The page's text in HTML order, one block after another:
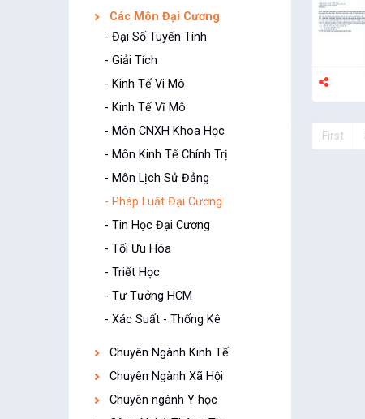
Các Môn Đại Cương
- Đại Số Tuyến Tính
- Giải Tích
- Kinh Tế Vi Mô
- Kinh Tế Vĩ Mô
- Môn CNXH Khoa Học
- Môn Kinh Tế Chính Trị
- Môn Lịch Sử Đảng
- Pháp Luật Đại Cương
- Tin Học Đại Cương
- Tối Ưu Hóa
- Triết Học
- Tư Tưởng HCM
- Xác Suất - Thống Kê
Chuyên Ngành Kinh Tế
Chuyên Ngành Xã Hội
Chuyên ngành Y học
First